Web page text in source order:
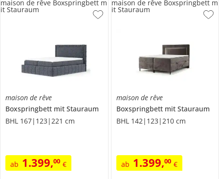
maison de rêve
Boxspringbett mit Stauraum
BHL 167|123|221 cm
ab 1.399,00 €
maison de rêve Boxspringbett m
it Stauraum
maison de rêve
Boxspringbett mit Stauraum
BHL 142|123|210 cm
ab 1.399,00 €
maison de rêve Boxspringbett m
it Stauraum